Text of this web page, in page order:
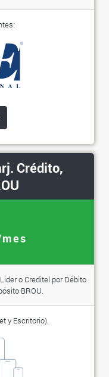
Crédito,
o Creditel por Débito
BROU.
y Escritorio).